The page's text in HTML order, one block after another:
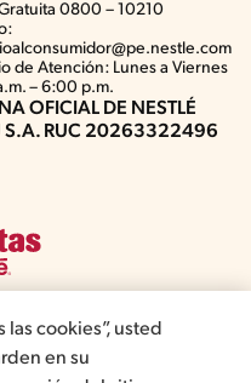
0800 – 10210
de Atención: Lunes a Viernes
– 6:00 p.m.
OFICIAL DE NESTLÉ
S.A. RUC 20263322496
cookies”, usted
en su